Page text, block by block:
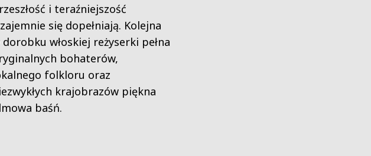
i teraźniejszość
się dopełniają. Kolejna
dorobku włoskiej reżyserki pełna
bohaterów,
folkloru oraz
krajobrazów piękna
baśń.